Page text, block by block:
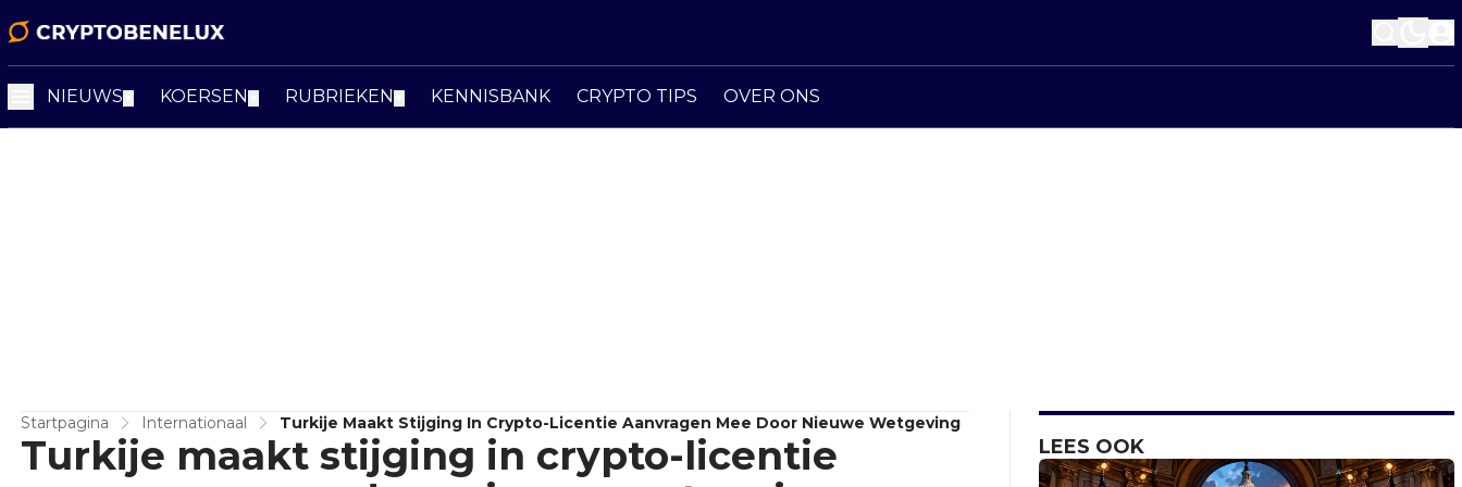
NIEUWS KOERSEN RUBRIEKEN KENNISBANK CRYPTO TIPS OVER ONS
Startpagina Internationaal Turkije Maakt Stijging In Crypto-Licentie Aanvragen Mee Door Nieuwe Wetgeving
Turkije maakt stijging in crypto-licentie
LEES OOK